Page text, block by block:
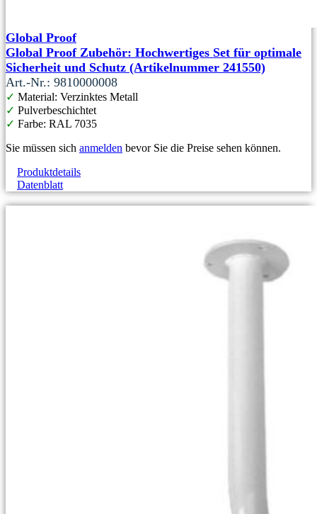
Global Proof
Global Proof Zubehör: Hochwertiges Set für optimale
Sicherheit und Schutz (Artikelnummer 241550)
Art.-Nr.: 9810000008
✓ Material: Verzinktes Metall
✓ Pulverbeschichtet
✓ Farbe: RAL 7035
Sie müssen sich anmelden bevor Sie die Preise sehen können.
Produktdetails
Datenblatt